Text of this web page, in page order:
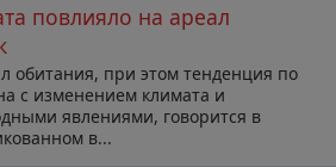
повлияло на ареал
обитания, при этом тенденция по
с изменением климата и
явлениями, говорится в
в...